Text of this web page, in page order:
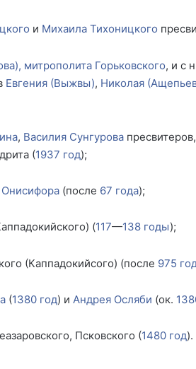
и Михаила Тихоницкого
митрополита Горьковского, и с
Евгения (Выжвы), Николая
, Василия Сунгурова пресвитеров,
(1937 год);
Онисифора (после 67 года);
(117—138 годы);
(Каппадокийсого) (после 975
(1380 год) и Андрея Осляби (ок.
Псковского (1480 год).